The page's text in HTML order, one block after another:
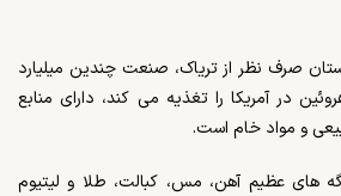
صرف نظر از تریاک، صنعت چندین میلیارد
در آمریکا را تغذیه می کند، دارای منابع
و مواد خام است.
های عظیم آهن، مس، کبالت، طلا و لیتیوم